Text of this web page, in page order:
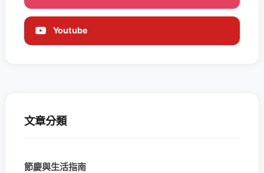
Youtube
文章分類
節慶與生活指南